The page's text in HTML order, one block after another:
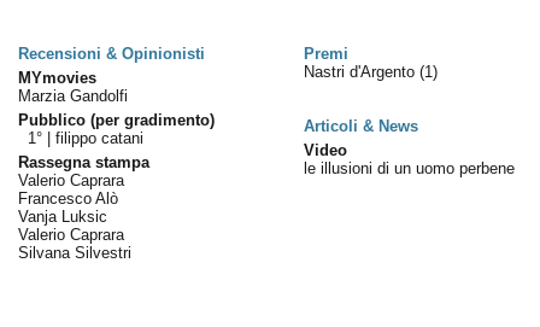
Recensioni & Opinionisti
Premi
MYmovies
Marzia Gandolfi
Pubblico (per gradimento)
1° | filippo catani
Rassegna stampa
Valerio Caprara
Francesco Alò
Vanja Luksic
Valerio Caprara
Silvana Silvestri
Nastri d'Argento (1)
Articoli & News
Video
le illusioni di un uomo perbene